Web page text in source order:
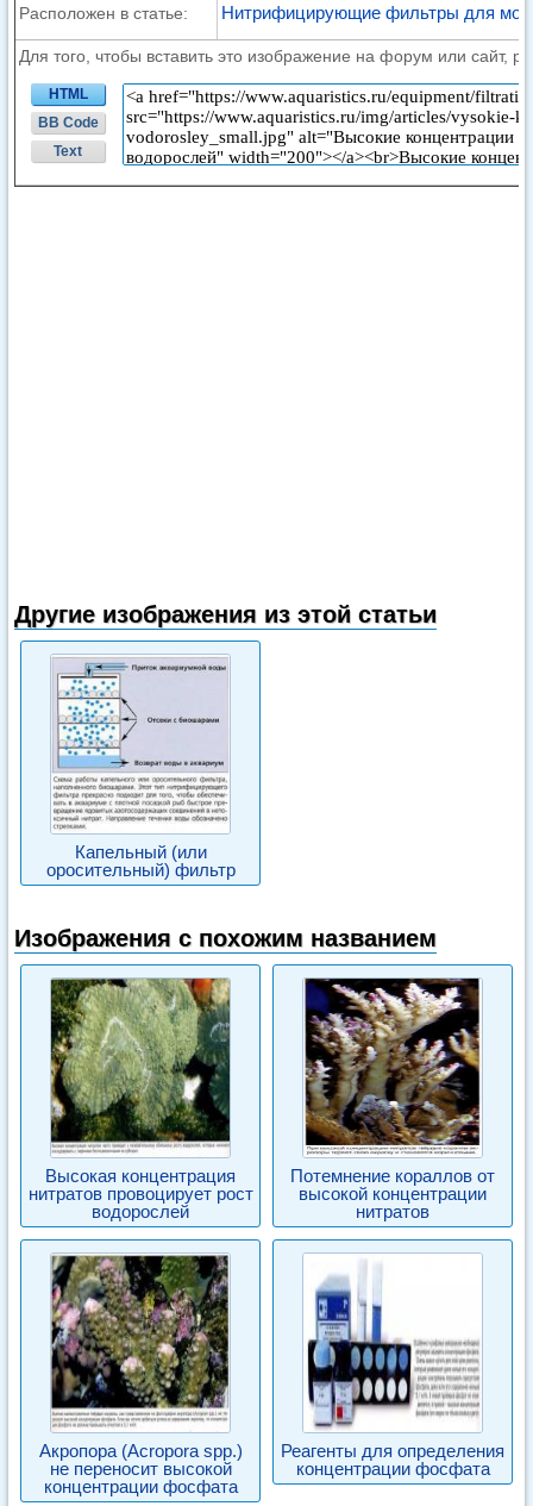
Расположен в статье: Нитрифицирующие фильтры для
Для того, чтобы вставить это изображение на форум или сайт,
HTML
BB Code
Text
Другие изображения из этой статьи
Капельный (или
оросительный) фильтр
Изображения с похожим названием
Высокая концентрация
нитратов провоцирует рост
водорослей
Потемнение кораллов от
высокой концентрации
нитратов
Акропора (Acropora spp.)
не переносит высокой
концентрации фосфата
Реагенты для определения
концентрации фосфата